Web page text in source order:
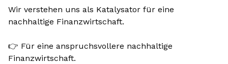
Wir verstehen uns als Katalysator für eine
nachhaltige Finanzwirtschaft.
👉 Für eine anspruchsvollere nachhaltige
Finanzwirtschaft.